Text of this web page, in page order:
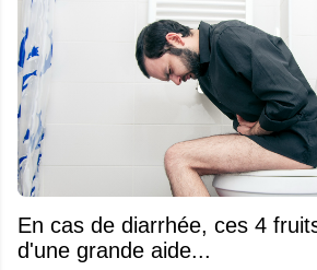
En cas de diarrhée, ces 4
d'une grande aide...